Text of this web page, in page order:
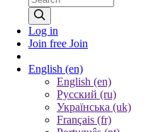
Log in
Join free Join
English (en)
English (en)
Русский (ru)
Українська (uk)
Français (fr)